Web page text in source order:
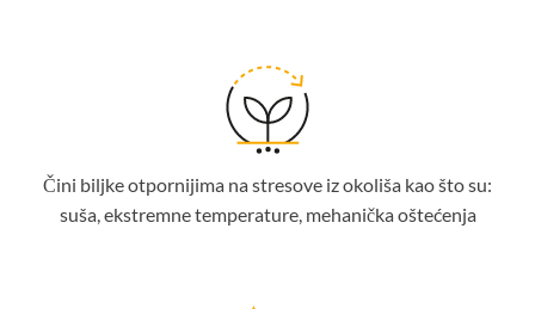
Čini biljke otpornijima na stresove iz okoliša kao što su:
suša, ekstremne temperature, mehanička oštećenja